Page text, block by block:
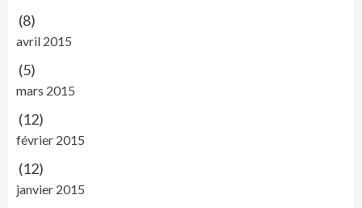
(8)
avril 2015
(5)
mars 2015
(12)
février 2015
(12)
janvier 2015